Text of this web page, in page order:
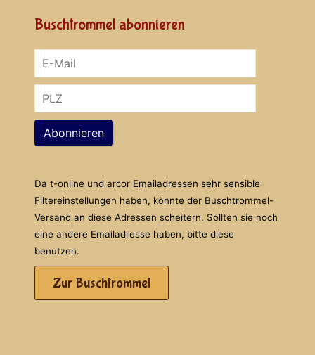
Buschtrommel abonnieren
Abonnieren
Da t-online und arcor Emailadressen sehr sensible
Filtereinstellungen haben, könnte der Buschtrommel-
Versand an diese Adressen scheitern. Sollten sie noch
eine andere Emailadresse haben, bitte diese
benutzen.
Zur Buschtrommel